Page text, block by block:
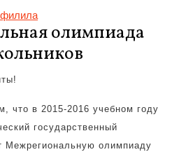
филила
олимпиада
что в 2015-2016 учебном году
государственный
Межрегиональную олимпиаду